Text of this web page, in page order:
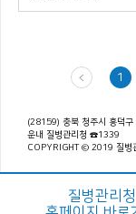
1
(28159) 충북 청주시 흥덕
운내 질병관리청 ☎1339
COPYRIGHT © 2019 질병
질병관리청